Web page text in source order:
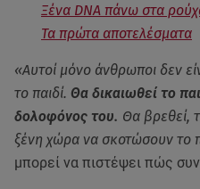
Ξένα DNA πάνω στα
Τα πρώτα αποτελέσματα
«Αυτοί μόνο άνθρωποι δεν
το παιδί. Θα δικαιωθεί το
δολοφόνος του. Θα βρεθεί,
ξένη χώρα να σκοτώσουν το
μπορεί να πιστέψει πώς